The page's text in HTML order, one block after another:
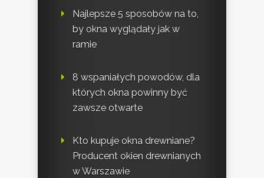
Najlepsze 5 sposobów na to,
by okna wyglądały jak w
ramie
8 wspaniałych powodów, dla
których okna powinny być
zawsze otwarte
Kto kupuje okna drewniane?
Producent okien drewnianych
w Warszawie